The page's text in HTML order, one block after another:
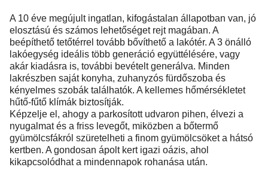
A 10 éve megújult ingatlan, kifogástalan állapotban van, jó
elosztású és számos lehetőséget rejt magában. A
beépíthető tetőtérrel tovább bővíthető a lakótér. A 3 önálló
lakóegység ideális több generáció együttélésére, vagy
akár kiadásra is, további bevételt generálva. Minden
lakrészben saját konyha, zuhanyzós fürdőszoba és
kényelmes szobák találhatók. A kellemes hőmérsékletet
hűtő-fűtő klímák biztosítják.
Képzelje el, ahogy a parkosított udvaron pihen, élvezi a
nyugalmat és a friss levegőt, miközben a bőtermő
gyümölcsfákról szüretelheti a finom gyümölcsöket a hátsó
kertben. A gondosan ápolt kert igazi oázis, ahol
kikapcsolódhat a mindennapok rohanása után.